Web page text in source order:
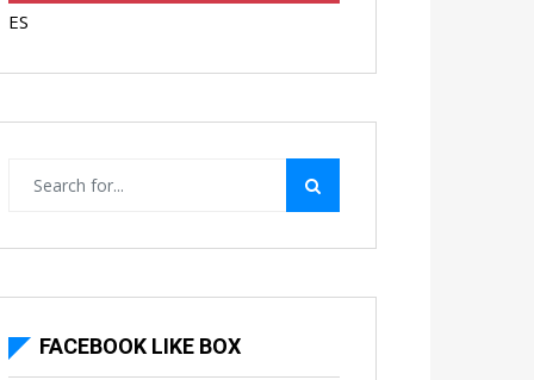
ES
FACEBOOK LIKE BOX